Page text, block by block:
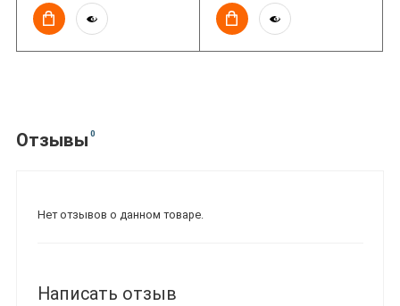
Отзывы 0
Нет отзывов о данном товаре.
Написать отзыв